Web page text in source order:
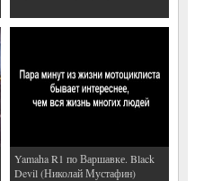
Yamaha R1 по Варшавке. Black
Devil (Николай Мустафин)